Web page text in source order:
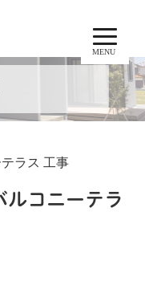
MENU
ラス 工事
コニーテラ